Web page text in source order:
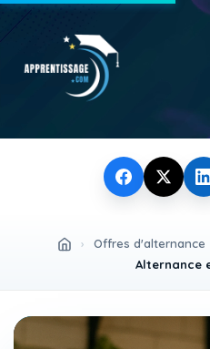
› Offres d'alternance